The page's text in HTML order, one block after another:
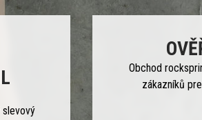
Obchod
zákazníků